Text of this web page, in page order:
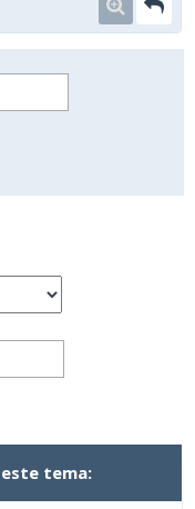
tema: